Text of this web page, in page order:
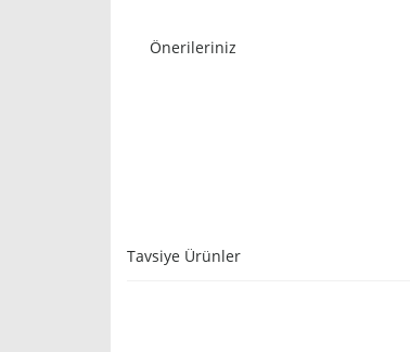
Önerileriniz
Tavsiye Ürünler